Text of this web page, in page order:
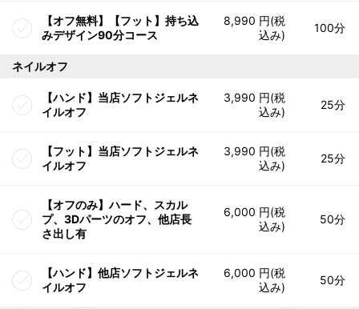
【オフ無料】【フット】持ち込
みデザイン90分コース
8,990 円(税
込み)
100分
ネイルオフ
【ハンド】当店ソフトジェルネ
イルオフ
3,990 円(税
込み)
25分
【フット】当店ソフトジェルネ
イルオフ
3,990 円(税
込み)
25分
【オフのみ】ハード、スカル
プ、3Dパーツのオフ、他店長
さ出し有
6,000 円(税
込み)
50分
【ハンド】他店ソフトジェルネ
イルオフ
6,000 円(税
込み)
50分